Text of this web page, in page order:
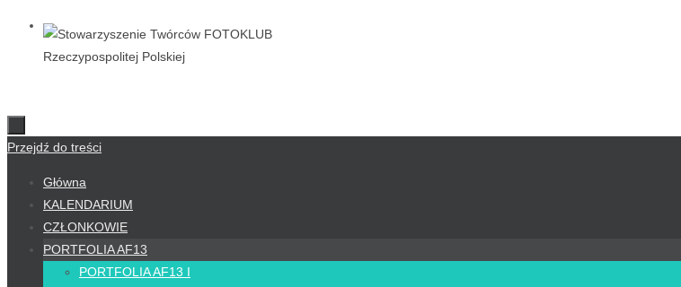
Przejdź do treści
Główna
KALENDARIUM
CZŁONKOWIE
PORTFOLIA AF13
PORTFOLIA AF13 I